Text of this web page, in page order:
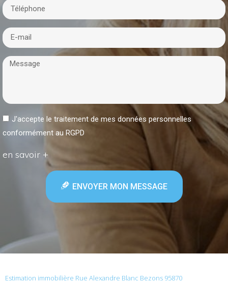
J'accepte le traitement de mes données personnelles
conformément au RGPD
en savoir +
ENVOYER MON MESSAGE
Estimation immobilière Rue Alexandre Blanc Bezons 95870